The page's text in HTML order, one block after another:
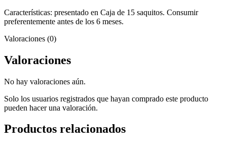
Características: presentado en Caja de 15 saquitos. Consumir
preferentemente antes de los 6 meses.
Valoraciones (0)
Valoraciones
No hay valoraciones aún.
Solo los usuarios registrados que hayan comprado este producto
pueden hacer una valoración.
Productos relacionados